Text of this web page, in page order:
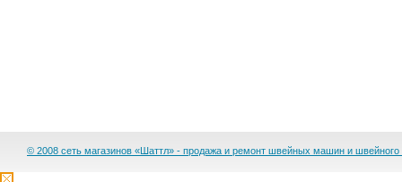
© 2008 сеть магазинов «Шаттл» - продажа и ремонт швейных машин и швейного